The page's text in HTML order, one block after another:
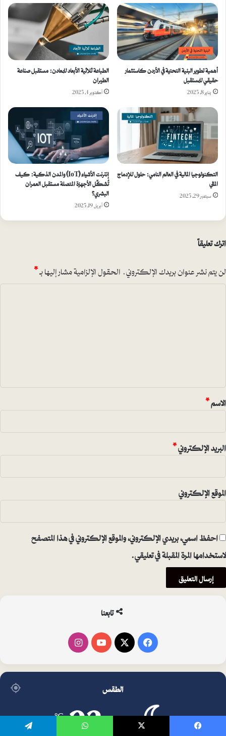
أهمية تطوير البنية التحتية في الأردن كاستثمار
حقيقي للمستقبل
يناير 8, 2025
الطباعة ثلاثية الأبعاد للمعادن: مستقبل صناعة
الطيران
أكتوبر 4, 2025
التكنولوجيا المالية في العالم النامي: حلول للإدماج
المالي
سبتمبر 29, 2025
إنترنت الأشياء (IoT) والمدن الذكية: كيف
تُشكِّل الأجهزة المتصلة مستقبل العمران
البشري؟
أبريل 19, 2025
اترك تعليقاً
لن يتم نشر عنوان بريدك الإلكتروني.الحقول الإلزامية مشار إليها بـ*
ا
ق
*
الاسم*
البريد الإلكتروني*
الموقع الإلكتروني
احفظ اسمي، بريدي الإلكتروني، والموقع الإلكتروني في هذا المتصفح
لاستخدامها المرة المقبلة في تعليقي.
تابعنا
فيسبوك ‫X
‫YouTubeانستقرام
الطقس23
℃